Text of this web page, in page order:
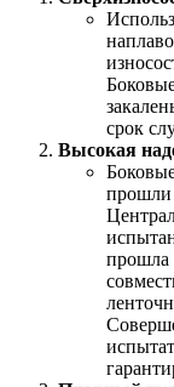
срок
Высокая
прошли
прошла